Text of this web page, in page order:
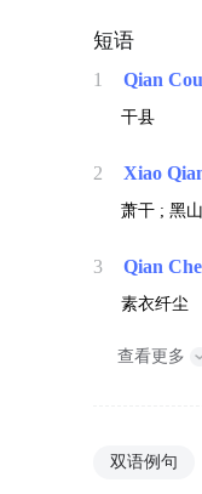
短语
1 Qian
干县
2 Xiao
萧干 ; 黑
3 Qian
素衣纤尘
查看更多
双语例句